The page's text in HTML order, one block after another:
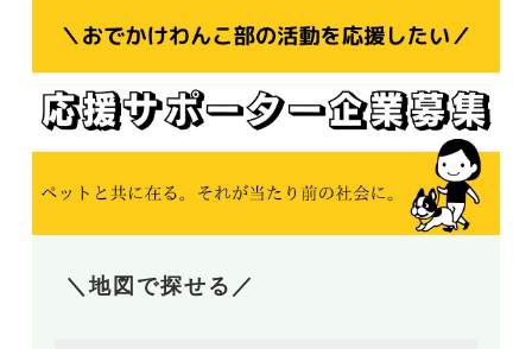
＼地図で探せる／